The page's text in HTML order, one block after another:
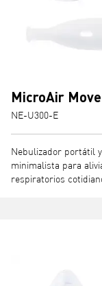
MicroAir Move
NE-U300-E
Nebulizador portátil
minimalista para
respiratorios